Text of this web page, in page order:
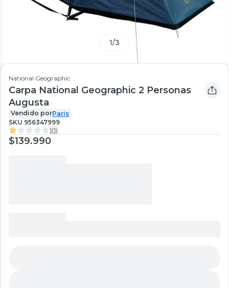
1/3
National Geographic
Carpa National Geographic 2 Personas
Augusta
Vendido porParis
SKU 956347999
1(1)
$139.990